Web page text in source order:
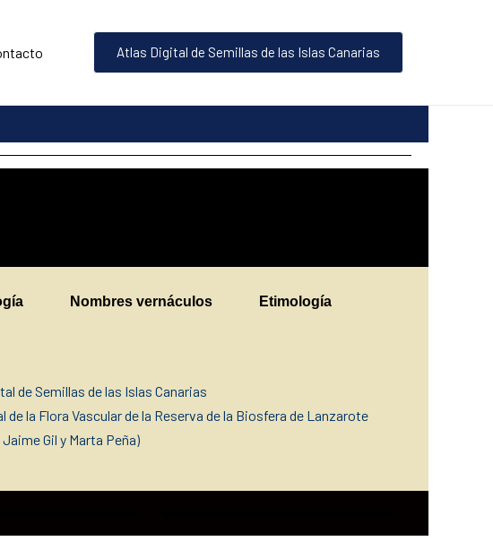
Atlas Digital de Semillas de las Islas Canarias
Nombres vernáculos Etimología
de Semillas de las Islas Canarias
de la Flora Vascular de la Reserva de la Biosfera de Lanzarote
Gil y Marta Peña)